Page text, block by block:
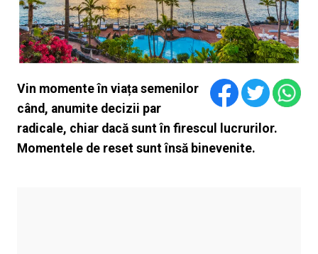
Vin momente în viața semenilor
când, anumite decizii par
radicale, chiar dacă sunt în firescul lucrurilor.
Momentele de reset sunt însă binevenite.